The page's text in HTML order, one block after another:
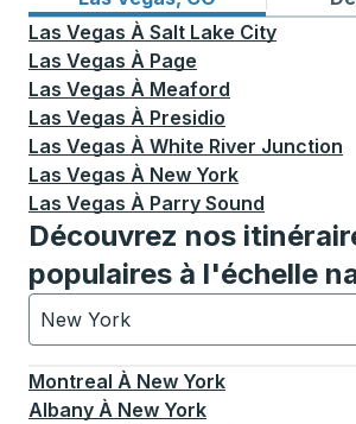
Las Vegas À Salt Lake City
Las Vegas À Page
Las Vegas À Meaford
Las Vegas À Presidio
Las Vegas À White River Junction
Las Vegas À New York
Las Vegas À Parry Sound
Découvrez nos
populaires à l'échelle
New York
Actuellement sélectionné: New
Montreal À New York
Albany À New York